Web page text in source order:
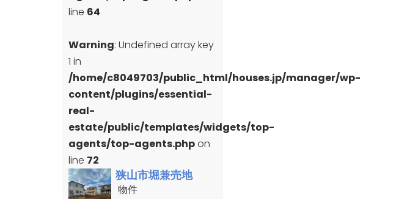
line 64
Warning: Undefined array key
1 in
/home/c8049703/public_html/houses.jp/manager/wp-
content/plugins/essential-
real-
estate/public/templates/widgets/top-
agents/top-agents.phpon
line 72
狭山市堀兼売地
物件